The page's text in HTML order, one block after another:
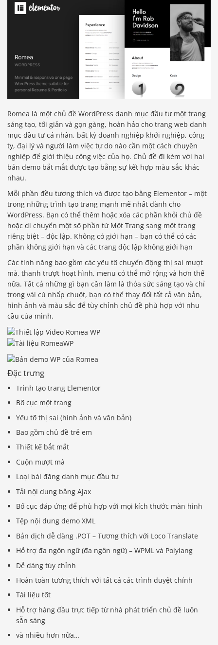
Romea là một chủ đề WordPress danh mục đầu tư một trang
sáng tạo, tối giản và gọn gàng, hoàn hảo cho trang web danh
mục đầu tư cá nhân, bất kỳ doanh nghiệp khởi nghiệp, công
ty, đại lý và người làm việc tự do nào cần một cách chuyên
nghiệp để giới thiệu công việc của họ. Chủ đề đi kèm với hai
bản demo bắt mắt được tạo bằng sự kết hợp màu sắc khác
nhau.
Mỗi phần đều tương thích và được tạo bằng Elementor – một
trong những trình tạo trang mạnh mẽ nhất dành cho
WordPress. Bạn có thể thêm hoặc xóa các phần khỏi chủ đề
hoặc di chuyển một số phần từ Một Trang sang một trang
riêng biệt – độc lập. Không có giới hạn – bạn có thể có các
phần không giới hạn và các trang độc lập không giới hạn
Các tính năng bao gồm các yếu tố chuyển động thị sai mượt
mà, thanh trượt hoạt hình, menu có thể mở rộng và hơn thế
nữa. Tất cả những gì bạn cần làm là thỏa sức sáng tạo và chỉ
trong vài cú nhấp chuột, bạn có thể thay đổi tất cả văn bản,
hình ảnh và màu sắc để tùy chỉnh chủ đề phù hợp với nhu
cầu của mình.
Đặc trưng
Trình tạo trang Elementor
Bố cục một trang
Yếu tố thị sai (hình ảnh và văn bản)
Bao gồm chủ đề trẻ em
Thiết kế bắt mắt
Cuộn mượt mà
Loại bài đăng danh mục đầu tư
Tải nội dung bằng Ajax
Bố cục đáp ứng để phù hợp với mọi kích thước màn hình
Tệp nội dung demo XML
Bản dịch dễ dàng .POT – Tương thích với Loco Translate
Hỗ trợ đa ngôn ngữ (đa ngôn ngữ) – WPML và Polylang
Dễ dàng tùy chỉnh
Hoàn toàn tương thích với tất cả các trình duyệt chính
Tài liệu tốt
Hỗ trợ hàng đầu trực tiếp từ nhà phát triển chủ đề luôn
sẵn sàng
và nhiều hơn nữa…